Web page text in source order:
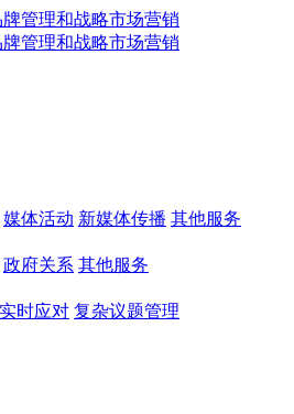
媒体活动 新媒体传播 其他服务
政府关系 其他服务
时应对 复杂议题管理